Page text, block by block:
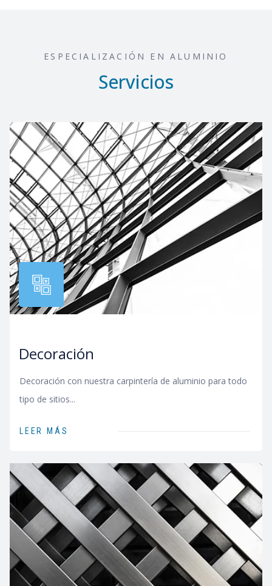
ESPECIALIZACIÓN EN ALUMINIO
Servicios
Decoración
Decoración con nuestra carpintería de aluminio para todo
tipo de sitios...
LEER MÁS